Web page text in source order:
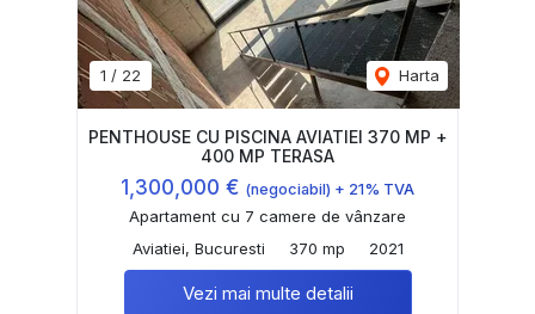
1 / 22 Harta
PENTHOUSE CU PISCINA AVIATIEI 370 MP +
400 MP TERASA
1,300,000 € (negociabil) + 21% TVA
Apartament cu 7 camere de vânzare
Aviatiei, Bucuresti
370 mp 2021
Vezi mai multe detalii